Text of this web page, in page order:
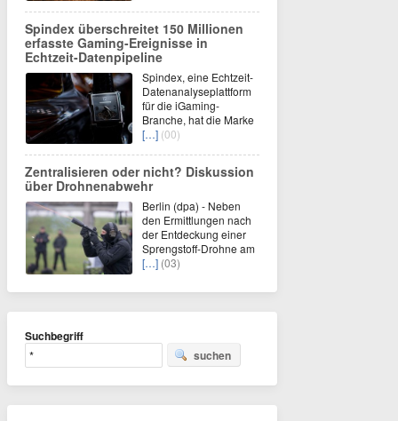
Spindex überschreitet 150 Millionen
erfasste Gaming-Ereignisse in
Echtzeit-Datenpipeline
Spindex, eine Echtzeit-
Datenanalyseplattform
für die iGaming-
Branche, hat die Marke
[…] (00)
Zentralisieren oder nicht? Diskussion
über Drohnenabwehr
Berlin (dpa) - Neben
den Ermittlungen nach
der Entdeckung einer
Sprengstoff-Drohne am
[…] (03)
Suchbegriff
suchen